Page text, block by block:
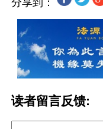
分享到：
读者留言反馈: